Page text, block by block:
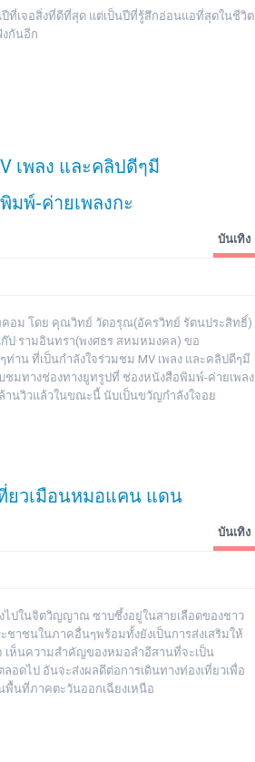
ปีที่เจอสิ่งที่ดีที่สุด แต่เป็นปีที่รู้สึกอ่อนแอที่สุดในชีวิต
กันอีก
พลง และคลิปดีๆมี
มพ์-ค่ายเพลงกะ
บันเทิง
อม โดย คุณวิทย์ วัดอรุณ(อัครวิทย์ รัตนประสิทธิ์)
รามอินทรา(พงศธร สหมหมงคล) ขอ
น ที่เป็นกำลังใจร่วมชม MV เพลง และคลิปดีๆมี
ชมทางช่องทางยูทรูปที่ ช่องหนังสือพิมพ์-ค่ายเพลง
านวิวแล้วในขณะนี้ นับเป็นขวัญกำลังใจอย
ยวเมือนหมอแคน แดน
บันเทิง
ไปในจิตวิญญาณ ซาบซึ้งอยู่ในสายเลือดของชาว
าชนในภาคอื่นๆพร้อมทั้งยังเป็นการส่งเสริมให้
ห็นความสำคัญของหมอลำอีสานที่จะเป็น
ดไป อันจะส่งผลดีต่อการเดินทางท่องเที่ยวเพื่อ
นที่ภาคตะวันออกเฉียงเหนือ